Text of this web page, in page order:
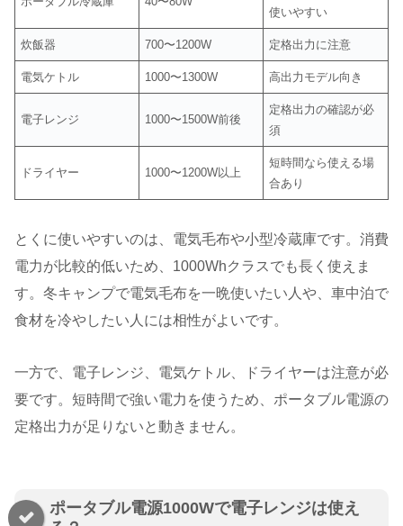
使いやすい
炊飯器 700〜1200W 定格出力に注意
電気ケトル 1000〜1300W 高出力モデル向き
電子レンジ 1000〜1500W前後
定格出力の確認が必
須
ドライヤー 1000〜1200W以上
短時間なら使える場
合あり
とくに使いやすいのは、電気毛布や小型冷蔵庫です。消費
電力が比較的低いため、1000Whクラスでも長く使えま
す。冬キャンプで電気毛布を一晩使いたい人や、車中泊で
食材を冷やしたい人には相性がよいです。
一方で、電子レンジ、電気ケトル、ドライヤーは注意が必
要です。短時間で強い電力を使うため、ポータブル電源の
定格出力が足りないと動きません。
ポータブル電源1000Wで電子レンジは使え